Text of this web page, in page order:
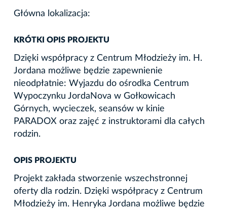
Główna lokalizacja:
KRÓTKI OPIS PROJEKTU
Dzięki współpracy z Centrum Młodzieży im. H.
Jordana możliwe będzie zapewnienie
nieodpłatnie: Wyjazdu do ośrodka Centrum
Wypoczynku JordaNova w Gołkowicach
Górnych, wycieczek, seansów w kinie
PARADOX oraz zajęć z instruktorami dla całych
rodzin.
OPIS PROJEKTU
Projekt zakłada stworzenie wszechstronnej
oferty dla rodzin. Dzięki współpracy z Centrum
Młodzieży im. Henryka Jordana możliwe będzie